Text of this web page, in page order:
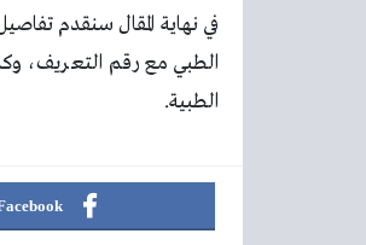
الطبي مع رقم التعريف،
الطبية.